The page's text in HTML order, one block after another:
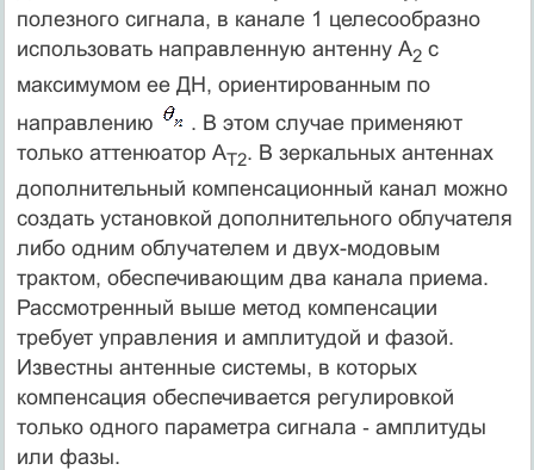
полезного сигнала, в канале 1 целесообразно
использовать направленную антенну А2с
максимумом ее ДН, ориентированным по
направлению
. В этом случае применяют
только аттенюатор АТ2. В зеркальных антеннах
дополнительный компенсационный канал можно
создать установкой дополнительного облучателя
либо одним облучателем и двух-модовым
трактом, обеспечивающим два канала приема.
Рассмотренный выше метод компенсации
требует управления и амплитудой и фазой.
Известны антенные системы, в которых
компенсация обеспечивается регулировкой
только одного параметра сигнала ‑ амплитуды
или фазы.